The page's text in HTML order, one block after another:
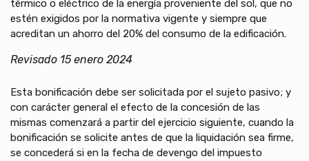
térmico o eléctrico de la energía proveniente del sol, que no
estén exigidos por la normativa vigente y siempre que
acreditan un ahorro del 20% del consumo de la edificación.
Revisado 15 enero 2024
Esta bonificación debe ser solicitada por el sujeto pasivo; y
con carácter general el efecto de la concesión de las
mismas comenzará a partir del ejercicio siguiente, cuando la
bonificación se solicite antes de que la liquidación sea firme,
se concederá si en la fecha de devengo del impuesto